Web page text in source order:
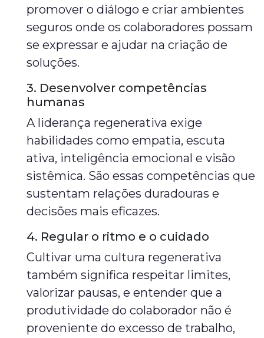
promover o diálogo e criar ambientes
seguros onde os colaboradores possam
se expressar e ajudar na criação de
soluções.
3. Desenvolver competências
humanas
A liderança regenerativa exige
habilidades como empatia, escuta
ativa, inteligência emocional e visão
sistêmica. São essas competências que
sustentam relações duradouras e
decisões mais eficazes.
4. Regular o ritmo e o cuidado
Cultivar uma cultura regenerativa
também significa respeitar limites,
valorizar pausas, e entender que a
produtividade do colaborador não é
proveniente do excesso de trabalho,